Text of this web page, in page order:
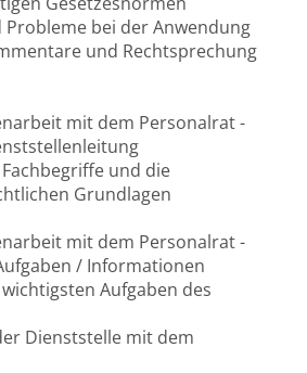
bei der Anwendung
und Rechtsprechung
mit dem Personalrat -
und die
Grundlagen
mit dem Personalrat -
/ Informationen
Aufgaben des
Dienststelle mit dem